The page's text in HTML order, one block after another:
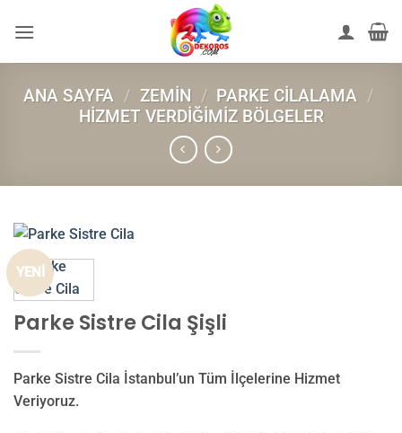
atla
ANA SAYFA / ZEMIN / PARKE CILALAMA /
HIZMET VERDIĞIMIZ BÖLGELER
YENİ
Parke Sistre Cila Şişli
Parke Sistre Cila İstanbul’un Tüm İlçelerine Hizmet
Veriyoruz.